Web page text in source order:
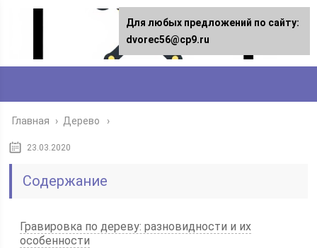
Главная › Дерево
23.03.2020
Содержание
Гравировка по дереву: разновидности и их
особенности
Для любых предложений по сайту:
dvorec56@cp9.ru